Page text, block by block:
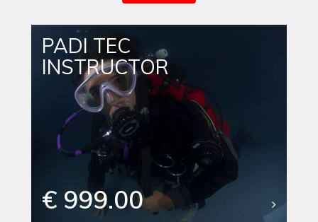
PADI TEC
INSTRUCTOR
€ 999.00